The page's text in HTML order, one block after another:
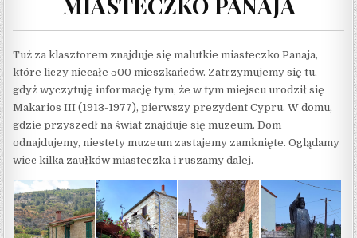
Tuż za klasztorem znajduje się malutkie miasteczko Panaja,
które liczy niecałe 500 mieszkańców. Zatrzymujemy się tu,
gdyż wyczytuję informację tym, że w tym miejscu urodził się
Makarios III (1913-1977), pierwszy prezydent Cypru. W domu,
gdzie przyszedł na świat znajduje się muzeum. Dom
odnajdujemy, niestety muzeum zastajemy zamknięte. Oglądamy
wiec kilka zaułków miasteczka i ruszamy dalej.